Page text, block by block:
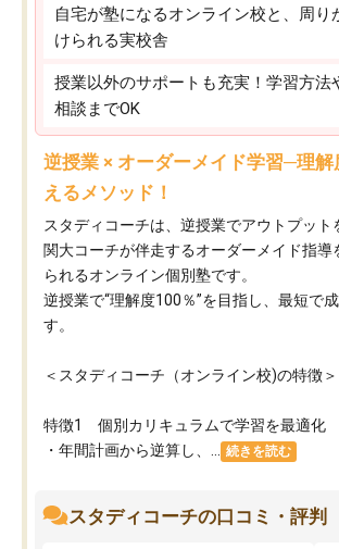
自宅が塾になるオンライン校と、周り
けられる実校舎
授業以外のサポートも充実！学習方法
相談までOK
逆授業 × オーダーメイド学習─理
えるメソッド！
スタディコーチは、逆授業でアウトプット
関大コーチが伴走するオーダーメイド指導
られるオンライン個別塾です。
逆授業で“理解度100％”を目指し、最短で
す。
＜スタディコーチ（オンライン校)の特徴＞
特徴1 個別カリキュラムで学習を最適化
・年間計画から逆算し、...
続きを読む
スタディコーチの口コミ・評判